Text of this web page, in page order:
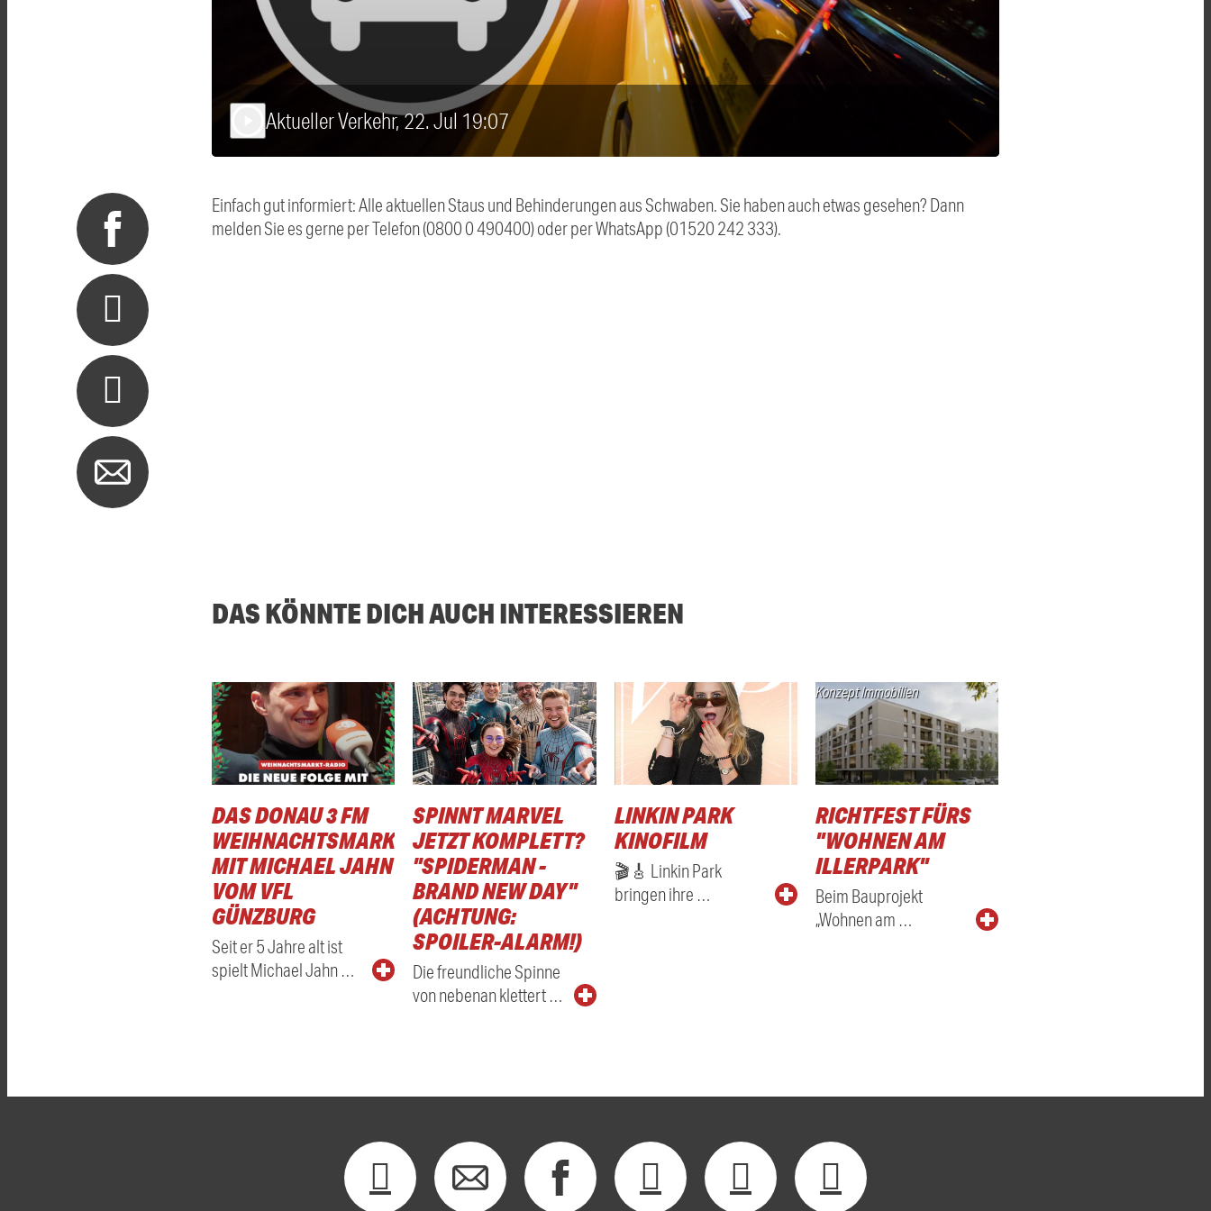
Aktueller Verkehr, 22. Jul 19:07
Einfach gut informiert: Alle aktuellen Staus und Behinderungen aus Schwaben. Sie haben auch etwas gesehen? Dann
melden Sie es gerne per Telefon (0800 0 490400) oder per WhatsApp (01520 242 333).
DAS KÖNNTE DICH AUCH INTERESSIEREN
DAS DONAU 3 FM
WEIHNACHTSMARKTRADIO
MIT MICHAEL JAHN
VOM VFL
GÜNZBURG
Seit er 5 Jahre alt ist
spielt Michael Jahn …
SPINNT MARVEL
JETZT KOMPLETT?
"SPIDERMAN -
BRAND NEW DAY"
(ACHTUNG:
SPOILER-ALARM!)
Die freundliche Spinne
von nebenan klettert …
LINKIN PARK
KINOFILM
🎬🎸 Linkin Park
bringen ihre …
Konzept Immobilien
RICHTFEST FÜRS
"WOHNEN AM
ILLERPARK"
Beim Bauprojekt
„Wohnen am …